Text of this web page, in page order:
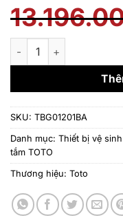
Vòi xả bồn nóng lạnh
SKU: TBG01201BA
Danh mục: Thiết bị vệ sinh
tắm TOTO
Thương hiệu: Toto